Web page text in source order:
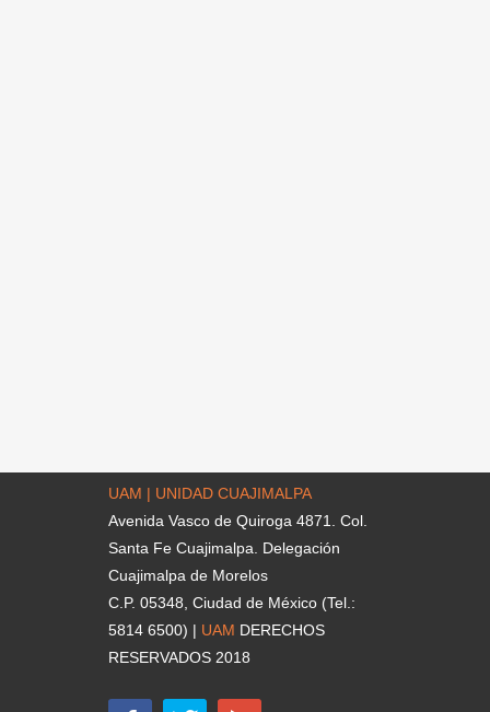
UAM | UNIDAD CUAJIMALPA
Avenida Vasco de Quiroga 4871. Col.
Santa Fe Cuajimalpa. Delegación
Cuajimalpa de Morelos
C.P. 05348, Ciudad de México (Tel.:
5814 6500) | UAM DERECHOS
RESERVADOS 2018